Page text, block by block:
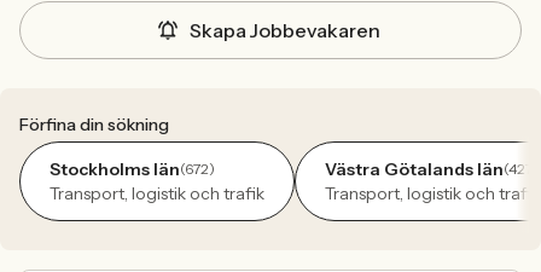
Skapa Jobbevakaren
Förfina din sökning
Stockholms län(672)
Transport, logistik och trafik
Västra Götalands län(427)
Transport, logistik och trafik